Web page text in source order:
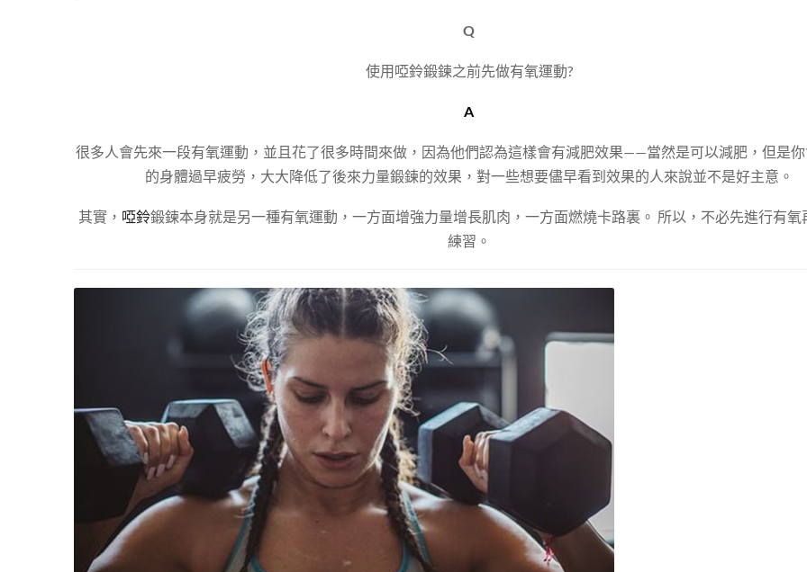
Q
使用啞鈴鍛鍊之前先做有氧運動?
A
很多人會先來一段有氧運動，並且花了很多時間來做，因為他們認為這樣會有減肥效果——當然是可以減肥，但是
的身體過早疲勞，大大降低了後來力量鍛鍊的效果，對一些想要儘早看到效果的人來說並不是好主意。
其實， 啞鈴鍛鍊本身就是另一種有氧運動，一方面增強力量增長肌肉，一方面燃燒卡路裏。 所以，不必先進行有氧
練習。